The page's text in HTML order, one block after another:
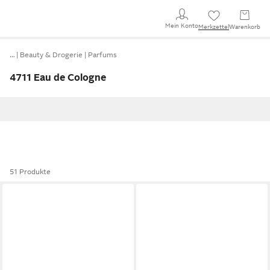
Mein KontoMerkzettel Warenkorb
… Beauty & Drogerie Parfums
4711 Eau de Cologne
51 Produkte